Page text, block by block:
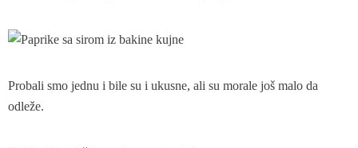
Probali smo jednu i bile su i ukusne, ali su morale još malo da
odleže.